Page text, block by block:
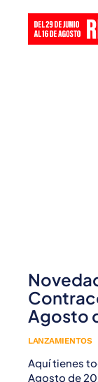
Agosto
LANZAMIENTOS
Aquí tienes
Agosto de